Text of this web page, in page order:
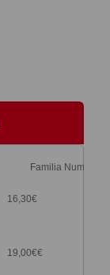
Familia
16,30€
19,00€€